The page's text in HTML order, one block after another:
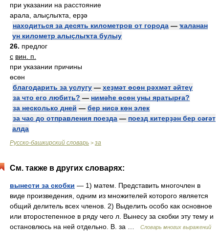
при указании на расстояние
арала, алыҫлыҡта, ерҙә
находиться за десять километров от города — ҡаланан
ун километр алыҫлыҡта булыу
26. предлог
с вин. п.
при указании причины
өсөн
благодарить за услугу — хеҙмәт өсөн рәхмәт әйтеү
за что его любить? — нимәһе өсөн уны яратырға?
за несколько дней — бер нисә көн элек
за час до отправления поезда — поезд китерҙән бер сәғәт
алда
Русско-башкирский словарь > за
См. также в других словарях:
вынести за скобки — 1) матем. Представить многочлен в
виде произведения, одним из множителей которого является
общий делитель всех членов. 2) Выделить особо как основное
или второстепенное в ряду чего л. Вынесу за скобки эту тему и
остановлюсь на ней отдельно. В. за …
Словарь многих выражений